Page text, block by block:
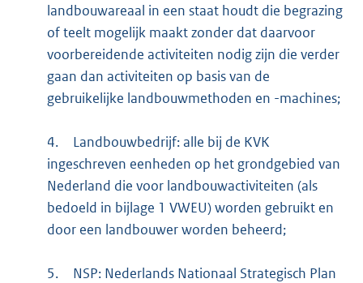
landbouwareaal in een staat houdt die begrazing
of teelt mogelijk maakt zonder dat daarvoor
voorbereidende activiteiten nodig zijn die verder
gaan dan activiteiten op basis van de
gebruikelijke landbouwmethoden en -machines;
4.
Landbouwbedrijf: alle bij de KVK
ingeschreven eenheden op het grondgebied van
Nederland die voor landbouwactiviteiten (als
bedoeld in bijlage 1 VWEU) worden gebruikt en
door een landbouwer worden beheerd;
5.
NSP: Nederlands Nationaal Strategisch Plan